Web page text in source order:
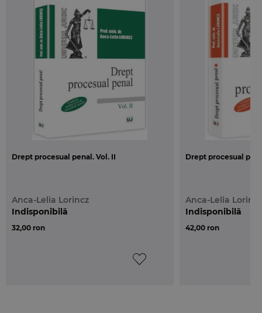
valabilitatea si in prezent, precum si la unele dintre
cele mai recente decizii ale Curtii Constitutionale
sau ale Inaltei Curti de Casatie si Justitie
pronuntate in legatura cu neconstitutionalitatea
ori cu interpretarea si aplicarea dispozitiilor
actualului Cod de procedura penala.
Drept procesual penal. Vol. II
Anca-Lelia Lorincz
32,00 ron
Indisponibilă
Drept procesual
Anca-Lelia Lorincz
42,00 ron
Indisponibilă